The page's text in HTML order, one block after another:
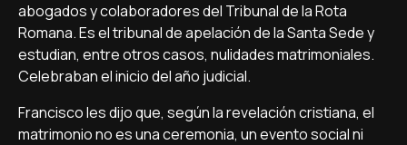
abogados y colaboradores del Tribunal de la Rota
Romana. Es el tribunal de apelación de la Santa Sede y
estudian, entre otros casos, nulidades matrimoniales.
Celebraban el inicio del año judicial.
Francisco les dijo que, según la revelación cristiana, el
matrimonio no es una ceremonia, un evento social ni